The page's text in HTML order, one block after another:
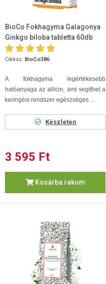
BioCo Fokhagyma Galagonya
Ginkgo biloba tabletta 60db
Cikksz. BioCo386
A fokhagyma legértékesebb
hatóanyaga az allicin, ami segíthet a
keringési rendszer egészséges ...
Készleten
3 595 Ft
Kosárba rakom